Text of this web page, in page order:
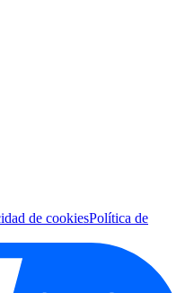
de cookiesPolítica de